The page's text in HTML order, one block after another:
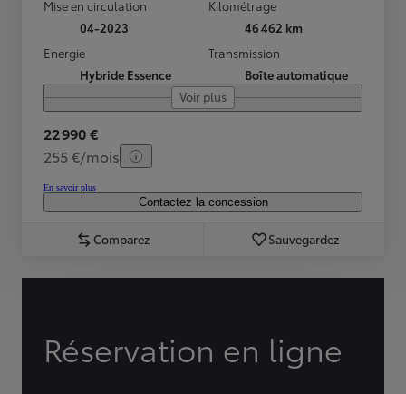
Mise en circulation
04-2023
Kilométrage
46 462 km
Energie
Hybride Essence
Transmission
Boîte automatique
Voir plus
22 990 €
255 €/mois
En savoir plus
Contactez la concession
Comparez Sauvegardez
Réservation en ligne